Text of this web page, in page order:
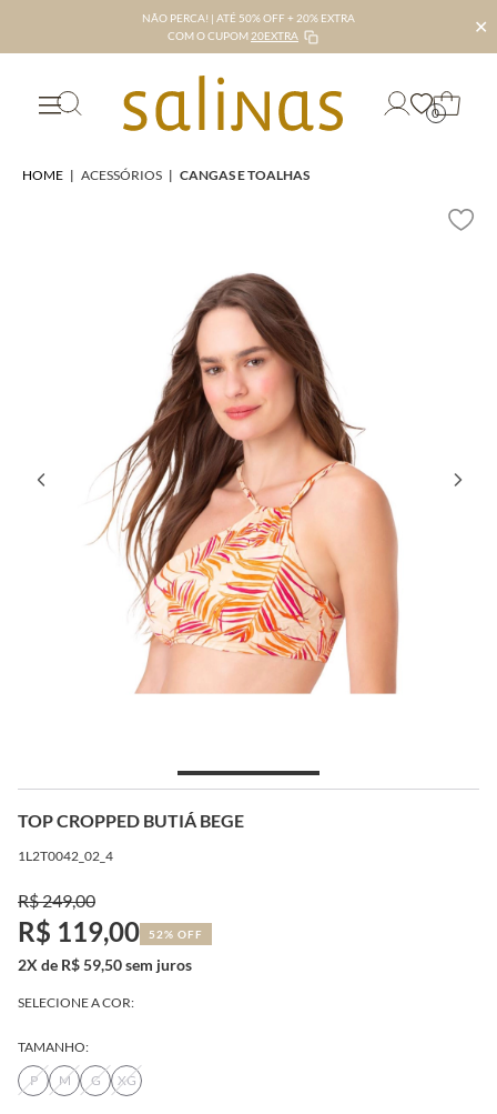
NÃO PERCA! | ATÉ 50% OFF + 20% EXTRA
COM O CUPOM 20EXTRA ✕
0
HOME | ACESSÓRIOS | CANGAS E TOALHAS
TOP CROPPED BUTIÁ BEGE
1L2T0042_02_4
R$ 249,00
R$ 119,00 52% OFF
2X de R$ 59,50 sem juros
SELECIONE A COR:
TAMANHO:
P
M G XG